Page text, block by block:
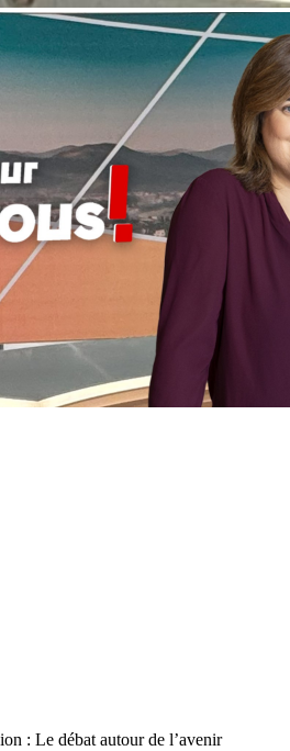
: Le débat autour de l’avenir